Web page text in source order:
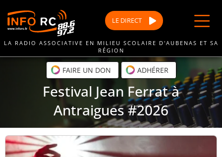
au
contenu
LE DIRECT
LA RADIO ASSOCIATIVE EN MILIEU SCOLAIRE D'AUBENAS ET SA
RÉGION
FAIRE UN DON ADHÉRER
Festival Jean Ferrat à
Antraigues #2026